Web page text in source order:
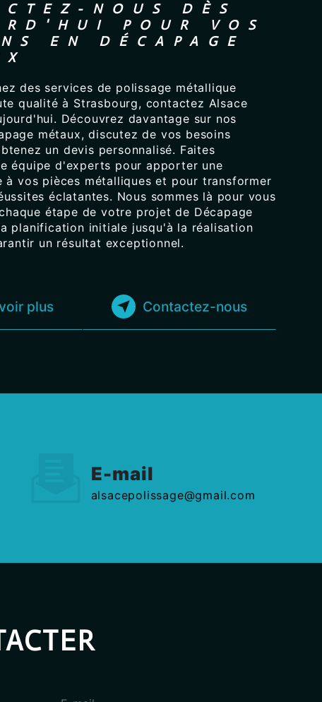
NOUS DÈS
POUR VOS
EN DÉCAPAGE
des services de polissage métallique
qualité à Strasbourg, contactez Alsace
Découvrez davantage sur nos
métaux, discutez de vos besoins
un devis personnalisé. Faites
équipe d'experts pour apporter une
à vos pièces métalliques et pour transformer
éclatantes. Nous sommes là pour vous
étape de votre projet de Décapage
planification initiale jusqu'à la réalisation
un résultat exceptionnel.
plus Contactez-nous
E-mail
alsacepolissage@gmail.com